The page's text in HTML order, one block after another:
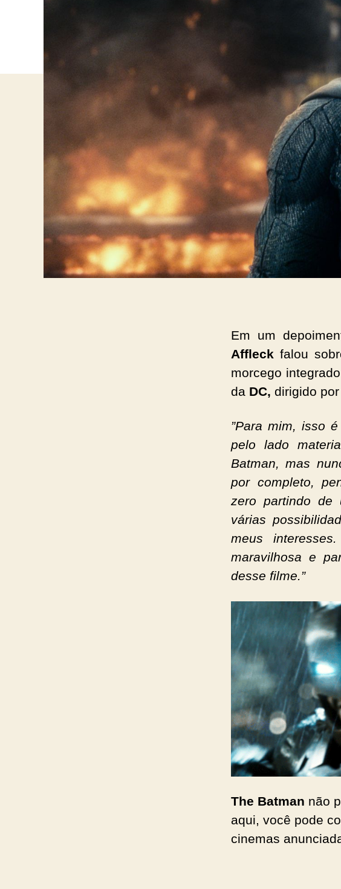
Em um
Affleckfalou
morcego
da DC, dirigido por
”Para mim, isso
pelo lado
Batman, mas
por completo,
zero partindo de
várias
meus
maravilhosa e
desse filme.”
The Batman não
aqui, você pode
cinemas